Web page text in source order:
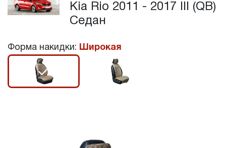
Kia Rio 2011 - 2017 III (QB)
Седан
Форма накидки: Широкая
r